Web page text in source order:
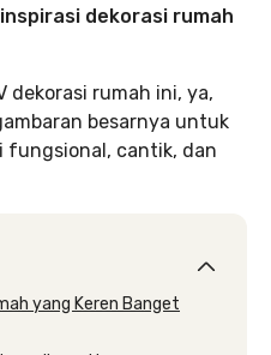
inspirasi dekorasi rumah
dekorasi rumah ini, ya,
besarnya untuk
fungsional, cantik, dan
yang Keren Banget